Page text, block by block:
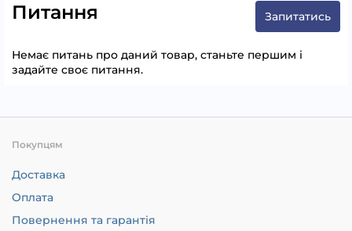
Питання Запитатись
Немає питань про даний товар, станьте першим і
задайте своє питання.
Покупцям
Доставка
Оплата
Повернення та гарантія